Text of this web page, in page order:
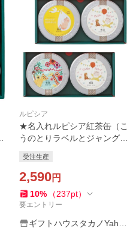
ルピシア
★名入れルピシア紅茶缶（こ
うのとりラベルとジャング
受注生産
2,590円
10% （237pt）
要エントリー
ギフトハウスタカノYaho